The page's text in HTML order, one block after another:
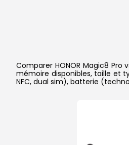
Comparer HONOR Magic8
mémoire disponibles, taille et
NFC, dual sim), batterie